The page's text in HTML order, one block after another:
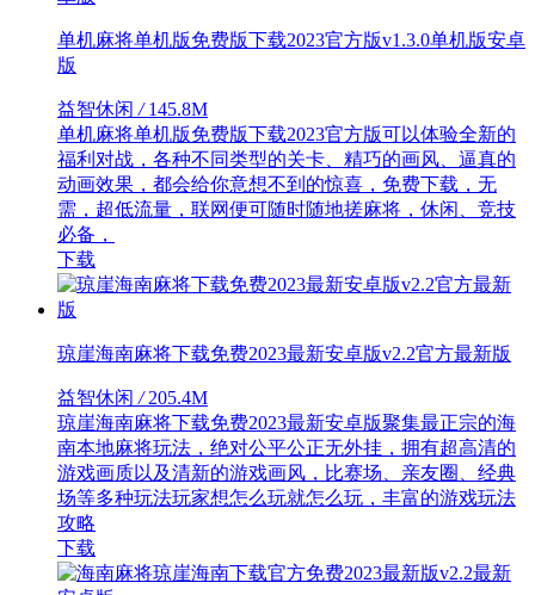
单机麻将单机版免费版下载2023官方版v1.3.0单机版安卓
版
益智休闲 /145.8M
单机麻将单机版免费版下载2023官方版可以体验全新的
福利对战，各种不同类型的关卡、精巧的画风、逼真的
动画效果，都会给你意想不到的惊喜，免费下载，无
需，超低流量，联网便可随时随地搓麻将，休闲、竞技
必备，
下载
琼崖海南麻将下载免费2023最新安卓版v2.2官方最新版
益智休闲 /205.4M
琼崖海南麻将下载免费2023最新安卓版聚集最正宗的海
南本地麻将玩法，绝对公平公正无外挂，拥有超高清的
游戏画质以及清新的游戏画风，比赛场、亲友圈、经典
场等多种玩法玩家想怎么玩就怎么玩，丰富的游戏玩法
攻略
下载